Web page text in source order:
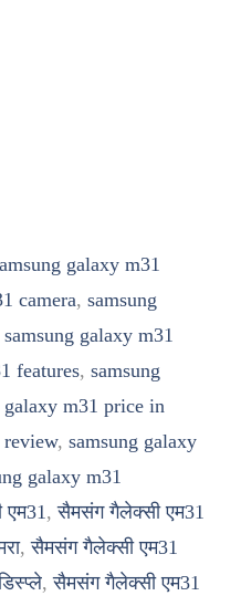
galaxy m31
camera, samsung
samsung galaxy m31
features, samsung
galaxy m31 price in
review, samsung galaxy
galaxy m31
,सैमसंग गैलेक्सी एम31
,सैमसंग गैलेक्सी एम31
,सैमसंग गैलेक्सी एम31